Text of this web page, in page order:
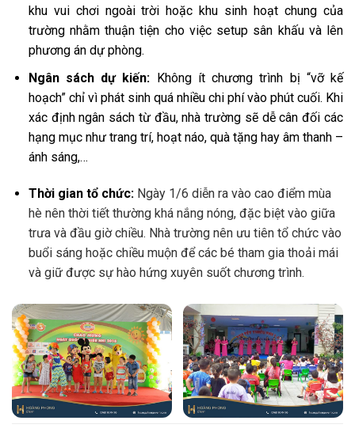
khu vui chơi ngoài trời hoặc khu sinh hoạt chung của
trường nhằm thuận tiện cho việc setup sân khấu và lên
phương án dự phòng.
Ngân sách dự kiến: Không ít chương trình bị “vỡ kế
hoạch” chỉ vì phát sinh quá nhiều chi phí vào phút cuối. Khi
xác định ngân sách từ đầu, nhà trường sẽ dễ cân đối các
hạng mục như trang trí, hoạt náo, quà tặng hay âm thanh –
ánh sáng,…
Thời gian tổ chức: Ngày 1/6 diễn ra vào cao điểm mùa
hè nên thời tiết thường khá nắng nóng, đặc biệt vào giữa
trưa và đầu giờ chiều. Nhà trường nên ưu tiên tổ chức vào
buổi sáng hoặc chiều muộn để các bé tham gia thoải mái
và giữ được sự hào hứng xuyên suốt chương trình.